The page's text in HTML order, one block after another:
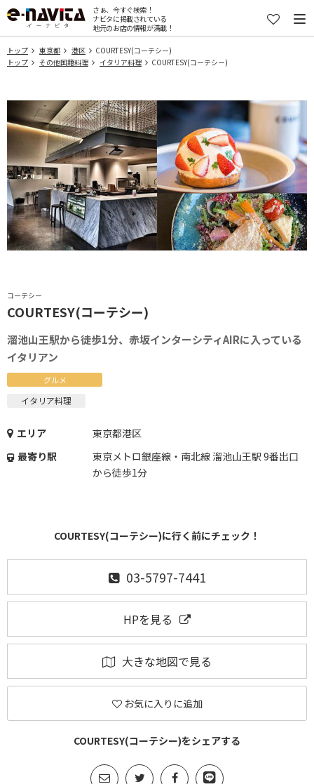
さぁ、今すぐ検索！
ナビタに掲載されている
地元のお店の情報が満載！
トップ 東京都 港区
COURTESY(コーテシー)
トップ
その他国籍料理 イタリア料理 COURTESY(コーテシー)
コーテシー
COURTESY(コーテシー)
溜池山王駅から徒歩1分、赤坂インターシティAIRに入っている
イタリアン
グルメ
イタリア料理
エリア
東京都港区
最寄り駅
東京メトロ銀座線・南北線 溜池山王駅 9番出口
から徒歩1分
COURTESY(コーテシー)に行く前にチェック！
03-5797-7441
HPを見る
大きな地図で見る
お気に入りに追加
COURTESY(コーテシー)をシェアする